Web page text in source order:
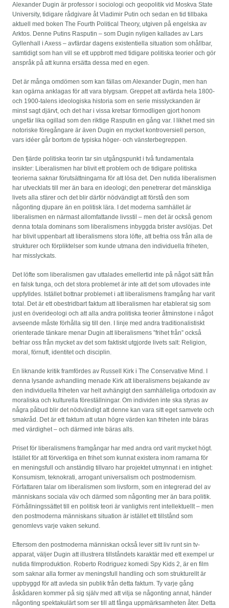
Alexander Dugin är professor i sociologi och geopolitik vid Moskva State
University, tidigare rådgivare åt Vladimir Putin och sedan en tid tillbaka
aktuell med boken The Fourth Political Theory, utgiven på engelska av
Arktos. Denne Putins Rasputin – som Dugin nyligen kallades av Lars
Gyllenhall i Axess – avfärdar dagens existentiella situation som ohållbar,
samtidigt som han vill se ett uppbrott med tidigare politiska teorier och gör
anspråk på att kunna ersätta dessa med en egen.
Det är många omdömen som kan fällas om Alexander Dugin, men han
kan ogärna anklagas för att vara blygsam. Greppet att avfärda hela 1800-
och 1900-talens ideologiska historia som en serie misslyckanden är
minst sagt djärvt, och det har i vissa kretsar förmodligen gjort honom
ungefär lika ogillad som den riktige Rasputin en gång var. I likhet med sin
notoriske föregångare är även Dugin en mycket kontroversiell person,
vars idéer går bortom de typiska höger- och vänsterbegreppen.
Den fjärde politiska teorin tar sin utgångspunkt i två fundamentala
insikter: Liberalismen har blivit ett problem och de tidigare politiska
teorierna saknar förutsättningarna för att lösa det. Den nutida liberalismen
har utvecklats till mer än bara en ideologi; den penetrerar det mänskliga
livets alla sfärer och det blir därför nödvändigt att förstå den som
någonting djupare än en politisk lära. I det moderna samhället är
liberalismen en närmast allomfattande livsstil – men det är också genom
denna totala dominans som liberalismens inbyggda brister avslöjas. Det
har blivit uppenbart att liberalismens stora löfte, att befria oss från alla de
strukturer och förpliktelser som kunde utmana den individuella friheten,
har misslyckats.
Det löfte som liberalismen gav uttalades emellertid inte på något sätt från
en falsk tunga, och det stora problemet är inte att det som utlovades inte
uppfylldes. Istället bottnar problemet i att liberalismens framgång har varit
total. Det är ett obestridbart faktum att liberalismen har etablerat sig som
just en överideologi och att alla andra politiska teorier åtminstone i något
avseende måste förhålla sig till den. I linje med andra traditionalistiskt
orienterade tänkare menar Dugin att liberalismens ”frihet från” också
befriar oss från mycket av det som faktiskt utgjorde livets salt: Religion,
moral, förnuft, identitet och disciplin.
En liknande kritik framfördes av Russell Kirk i The Conservative Mind. I
denna lysande avhandling menade Kirk att liberalismens bejakande av
den individuella friheten var helt avhängigt den samhälleliga ortodoxin av
moraliska och kulturella föreställningar. Om individen inte ska styras av
några påbud blir det nödvändigt att denne kan vara sitt eget samvete och
smakråd. Det är ett faktum att utan högre värden kan friheten inte bäras
med värdighet – och därmed inte bäras alls.
Priset för liberalismens framgångar har med andra ord varit mycket högt.
Istället för att förverkliga en frihet som kunnat existera inom ramarna för
en meningsfull och anständig tillvaro har projektet utmynnat i en intighet:
Konsumism, teknokrati, arrogant universalism och postmodernism.
Författaren talar om liberalismen som livsform, som en integrerad del av
människans sociala väv och därmed som någonting mer än bara politik.
Förhållningssättet till en politisk teori är vanligtvis rent intellektuellt – men
den postmoderna människans situation är istället ett tillstånd som
genomlevs varje vaken sekund.
Eftersom den postmoderna människan också lever sitt liv runt sin tv-
apparat, väljer Dugin att illustrera tillståndets karaktär med ett exempel ur
nutida filmproduktion. Roberto Rodriguez komedi Spy Kids 2, är en film
som saknar alla former av meningsfull handling och som strukturellt är
uppbyggd för att avleda sin publik från detta faktum. Ty varje gång
åskådaren kommer på sig själv med att vilja se någonting annat, händer
någonting spektakulärt som ser till att fånga uppmärksamheten åter. Detta